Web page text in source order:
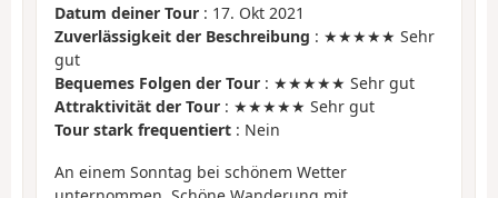
Datum deiner Tour : 17. Okt 2021
Zuverlässigkeit der Beschreibung : ★★★★★ Sehr
gut
Bequemes Folgen der Tour : ★★★★★ Sehr gut
Attraktivität der Tour : ★★★★★ Sehr gut
Tour stark frequentiert : Nein
An einem Sonntag bei schönem Wetter